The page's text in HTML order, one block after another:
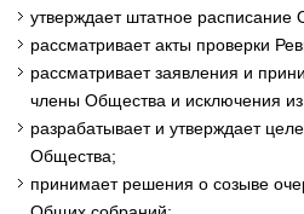
утверждает штатное расписание
рассматривает акты проверки
рассматривает заявления и
члены Общества и исключения из
разрабатывает и утверждает
Общества;
принимает решения о созыве